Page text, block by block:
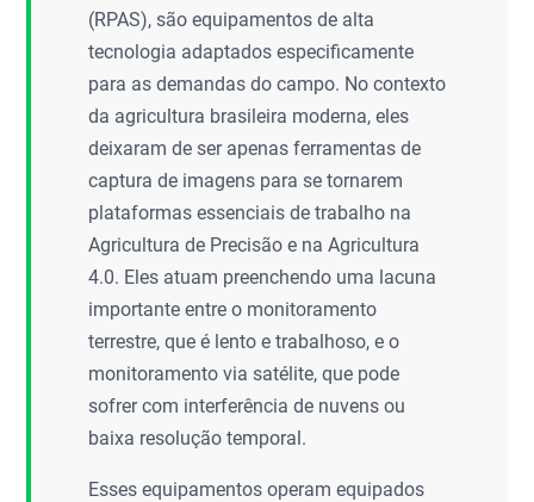
(RPAS), são equipamentos de alta
tecnologia adaptados especificamente
para as demandas do campo. No contexto
da agricultura brasileira moderna, eles
deixaram de ser apenas ferramentas de
captura de imagens para se tornarem
plataformas essenciais de trabalho na
Agricultura de Precisão e na Agricultura
4.0. Eles atuam preenchendo uma lacuna
importante entre o monitoramento
terrestre, que é lento e trabalhoso, e o
monitoramento via satélite, que pode
sofrer com interferência de nuvens ou
baixa resolução temporal.
Esses equipamentos operam equipados